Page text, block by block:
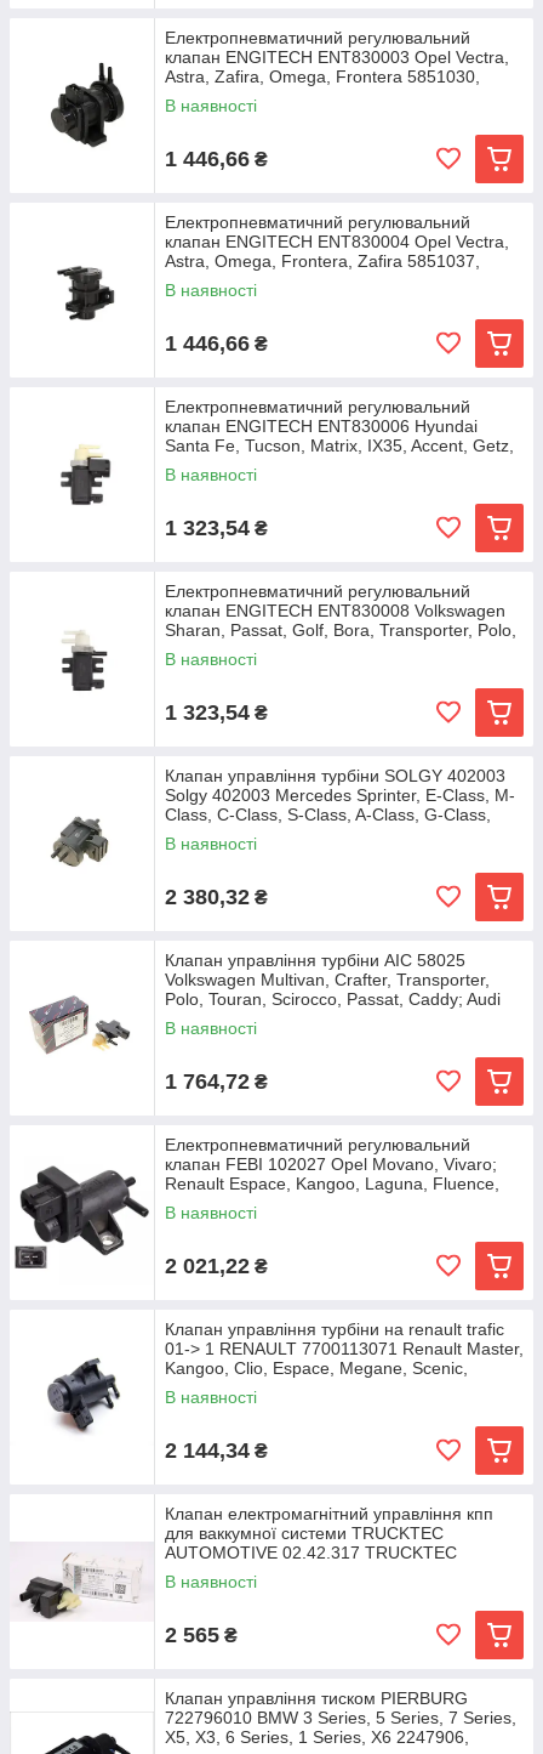
Електропневматичний регулювальний
клапан ENGITECH ENT830003 Opel Vectra,
Astra, Zafira, Omega, Frontera 5851030,
05851030,
В наявності
1 446,66 ₴
Електропневматичний регулювальний
клапан ENGITECH ENT830004 Opel Vectra,
Astra, Omega, Frontera, Zafira 5851037,
09158200, 4571964
В наявності
1 446,66 ₴
Електропневматичний регулювальний
клапан ENGITECH ENT830006 Hyundai
Santa Fe, Tucson, Matrix, IX35, Accent, Getz,
H-1, Elantra,
В наявності
1 323,54 ₴
Електропневматичний регулювальний
клапан ENGITECH ENT830008 Volkswagen
Sharan, Passat, Golf, Bora, Transporter, Polo,
Vento, LT;
В наявності
1 323,54 ₴
Клапан управління турбіни SOLGY 402003
Solgy 402003 Mercedes Sprinter, E-Class, M-
Class, C-Class, S-Class, A-Class, G-Class,
В наявності
2 380,32 ₴
Клапан управління турбіни AIC 58025
Volkswagen Multivan, Crafter, Transporter,
Polo, Touran, Scirocco, Passat, Caddy; Audi
A3, A4,
В наявності
1 764,72 ₴
Електропневматичний регулювальний
клапан FEBI 102027 Opel Movano, Vivaro;
Renault Espace, Kangoo, Laguna, Fluence,
Megane, Clio,
В наявності
2 021,22 ₴
Клапан управління турбіни на renault trafic
01-> 1 RENAULT 7700113071 Renault Master,
Kangoo, Clio, Espace, Megane, Scenic,
В наявності
2 144,34 ₴
Клапан електромагнітний управління кпп
для ваккумної системи TRUCKTEC
AUTOMOTIVE 02.42.317 TRUCKTEC
02.42.317 Mercedes Vito,
В наявності
2 565 ₴
Клапан управління тиском PIERBURG
722796010 BMW 3 Series, 5 Series, 7 Series,
X5, X3, 6 Series, 1 Series, X6 2247906,